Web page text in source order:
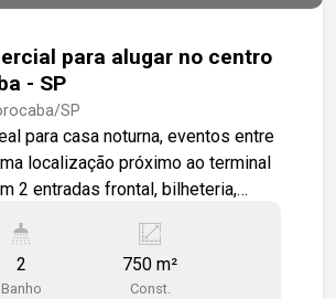
para alugar no centro
- SP
SP
para casa noturna, eventos entre
localização próximo ao terminal
2 entradas frontal, bilheteria,
palco, saídas de emergência, área
banheiros, e bares. Terreno 949,72
2
Banho
750 m²
Const.